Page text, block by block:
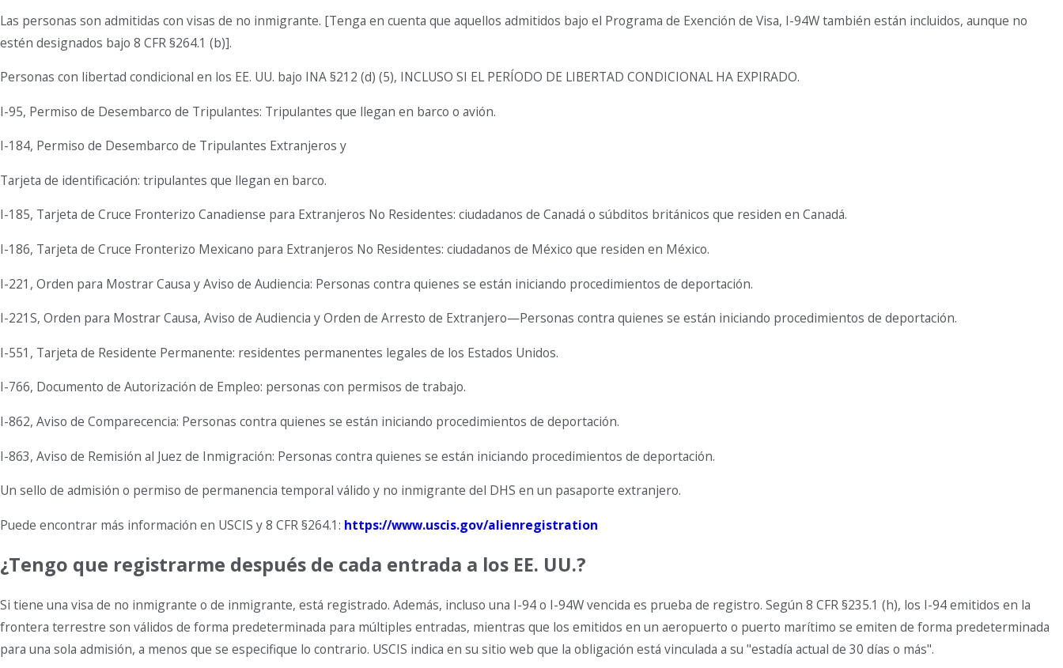
Las personas son admitidas con visas de no inmigrante. [Tenga en cuenta que aquellos admitidos bajo el Programa de Exención de Visa, I-94W también están incluidos, aunque no
estén designados bajo 8 CFR §264.1 (b)].
Personas con libertad condicional en los EE. UU. bajo INA §212 (d) (5), INCLUSO SI EL PERÍODO DE LIBERTAD CONDICIONAL HA EXPIRADO.
I-95, Permiso de Desembarco de Tripulantes: Tripulantes que llegan en barco o avión.
I-184, Permiso de Desembarco de Tripulantes Extranjeros y
Tarjeta de identificación: tripulantes que llegan en barco.
I-185, Tarjeta de Cruce Fronterizo Canadiense para Extranjeros No Residentes: ciudadanos de Canadá o súbditos británicos que residen en Canadá.
I-186, Tarjeta de Cruce Fronterizo Mexicano para Extranjeros No Residentes: ciudadanos de México que residen en México.
I-221, Orden para Mostrar Causa y Aviso de Audiencia: Personas contra quienes se están iniciando procedimientos de deportación.
I-221S, Orden para Mostrar Causa, Aviso de Audiencia y Orden de Arresto de Extranjero—Personas contra quienes se están iniciando procedimientos de deportación.
I-551, Tarjeta de Residente Permanente: residentes permanentes legales de los Estados Unidos.
I-766, Documento de Autorización de Empleo: personas con permisos de trabajo.
I-862, Aviso de Comparecencia: Personas contra quienes se están iniciando procedimientos de deportación.
I-863, Aviso de Remisión al Juez de Inmigración: Personas contra quienes se están iniciando procedimientos de deportación.
Un sello de admisión o permiso de permanencia temporal válido y no inmigrante del DHS en un pasaporte extranjero.
Puede encontrar más información en USCIS y 8 CFR §264.1: https://www.uscis.gov/alienregistration
¿Tengo que registrarme después de cada entrada a los EE. UU.?
Si tiene una visa de no inmigrante o de inmigrante, está registrado. Además, incluso una I-94 o I-94W vencida es prueba de registro. Según 8 CFR §235.1 (h), los I-94 emitidos en la
frontera terrestre son válidos de forma predeterminada para múltiples entradas, mientras que los emitidos en un aeropuerto o puerto marítimo se emiten de forma predeterminada
para una sola admisión, a menos que se especifique lo contrario. USCIS indica en su sitio web que la obligación está vinculada a su "estadía actual de 30 días o más".